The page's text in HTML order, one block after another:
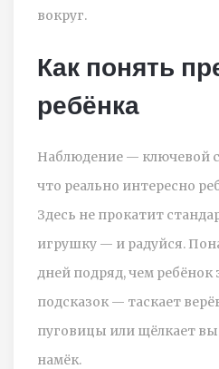
вокруг.
Как понять
ребёнка
Наблюдение — ключевой
что реально интересно
Здесь не прокатит
игрушку — и радуйся.
дней подряд, чем ребёнок
подсказок — таскает
пуговицы или щёлкает
намёк.